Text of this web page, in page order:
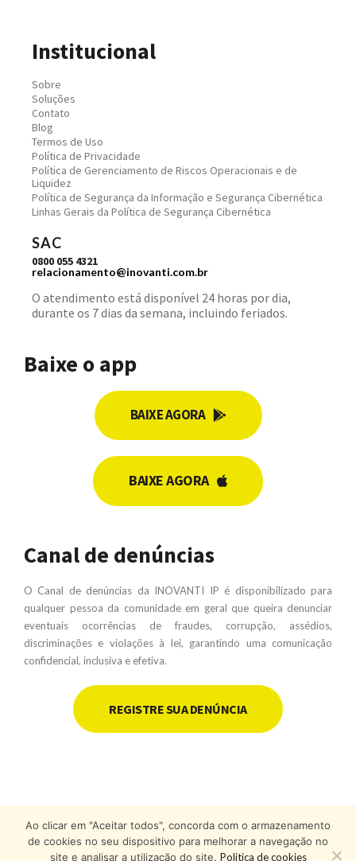
Institucional
Sobre
Soluções
Contato
Blog
Termos de Uso
Política de Privacidade
Política de Gerenciamento de Riscos Operacionais e de
Liquidez
Política de Segurança da Informação e Segurança Cibernética
Linhas Gerais da Política de Segurança Cibernética
SAC
0800 055 4321
relacionamento@inovanti.com.br
O atendimento está disponível 24 horas por dia,
durante os 7 dias da semana, incluindo feriados.
Baixe o app
BAIXE AGORA
BAIXE AGORA
Canal de denúncias
O Canal de denúncias da INOVANTI IP é disponibilizado para
qualquer pessoa da comunidade em geral que queira denunciar
eventuais ocorrências de fraudes, corrupção, assédios,
discriminações e violações à lei, garantindo uma comunicação
confidencial, inclusiva e efetiva.
REGISTRE SUA DENÚNCIA
Ao clicar em "Aceitar todos", concorda com o armazenamento
de cookies no seu dispositivo para melhorar a navegação no
site e analisar a utilização do site. Politica de cookies